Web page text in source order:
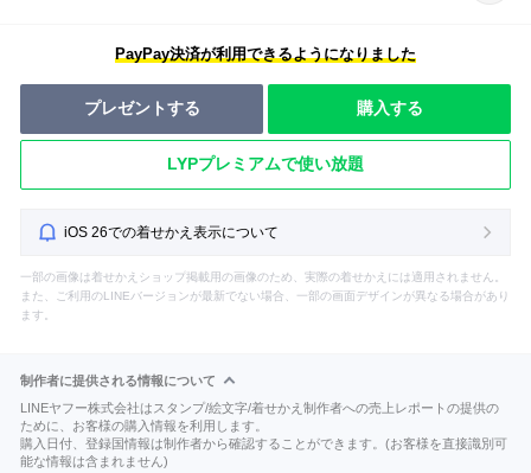
PayPay決済が利用できるようになりました
プレゼントする 購入する
LYPプレミアムで使い放題
iOS 26での着せかえ表示について
一部の画像は着せかえショップ掲載用の画像のため、実際の着せかえには適用されません。
また、ご利用のLINEバージョンが最新でない場合、一部の画面デザインが異なる場合があり
ます。
制作者に提供される情報について
LINEヤフー株式会社はスタンプ/絵文字/着せかえ制作者への売上レポートの提供の
ために、お客様の購入情報を利用します。
購入日付、登録国情報は制作者から確認することができます。(お客様を直接識別可
能な情報は含まれません)